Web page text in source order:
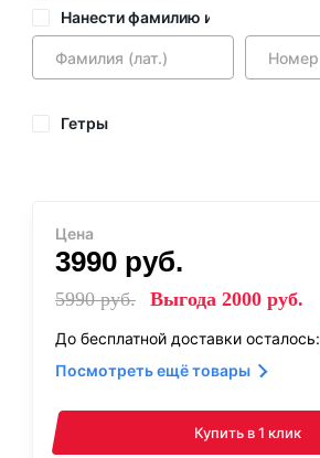
Нанести фамилию и номер
Гетры
Цена
3990 руб.
5990руб. Выгода 2000 руб.
До бесплатной доставки осталось:
Посмотреть ещё товары
Купить в 1 клик